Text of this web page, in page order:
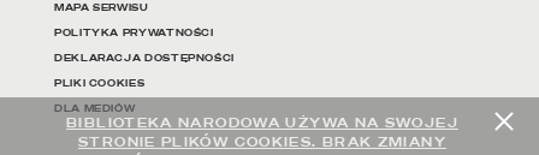
BIBLIOTEKA NARODOWA UŻYWA NA SWOJEJ
STRONIE PLIKÓW COOKIES. BRAK ZMIANY
MAPA SERWISU
POLITYKA PRYWATNOŚCI
DEKLARACJA DOSTĘPNOŚCI
PLIKI COOKIES
DLA MEDIÓW